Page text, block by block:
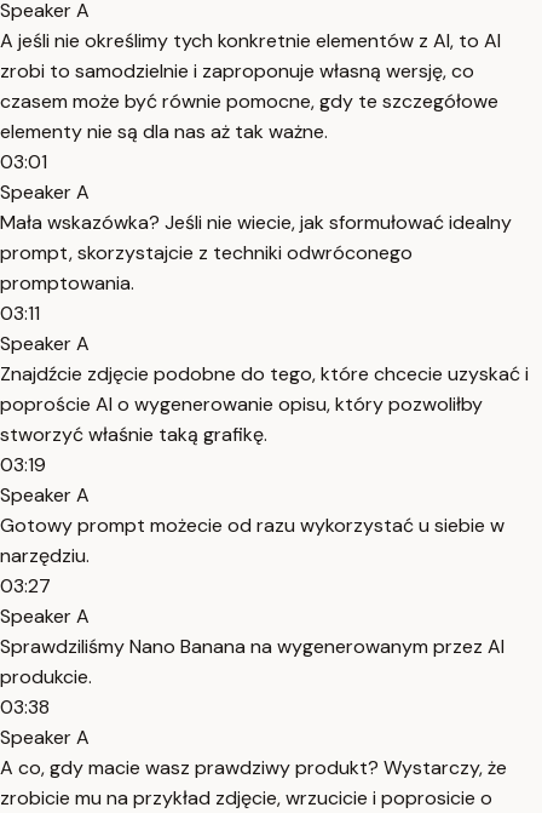
Speaker A
A jeśli nie określimy tych konkretnie elementów z AI, to AI
zrobi to samodzielnie i zaproponuje własną wersję, co
czasem może być równie pomocne, gdy te szczegółowe
elementy nie są dla nas aż tak ważne.
03:01
Speaker A
Mała wskazówka? Jeśli nie wiecie, jak sformułować idealny
prompt, skorzystajcie z techniki odwróconego
promptowania.
03:11
Speaker A
Znajdźcie zdjęcie podobne do tego, które chcecie uzyskać i
poproście AI o wygenerowanie opisu, który pozwoliłby
stworzyć właśnie taką grafikę.
03:19
Speaker A
Gotowy prompt możecie od razu wykorzystać u siebie w
narzędziu.
03:27
Speaker A
Sprawdziliśmy Nano Banana na wygenerowanym przez AI
produkcie.
03:38
Speaker A
A co, gdy macie wasz prawdziwy produkt? Wystarczy, że
zrobicie mu na przykład zdjęcie, wrzucicie i poprosicie o